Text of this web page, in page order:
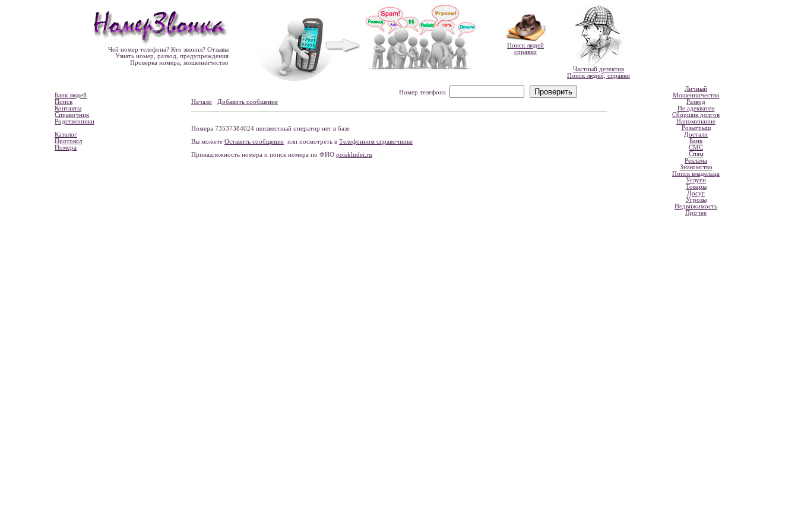
Чей номер телефона? Кто звонил? Отзывы
Узнать номер, развод, предупреждения
Проверка номера, мошенничество
Поиск людей
справки
Частный детектив
Поиск людей, справки
Банк людей
Поиск
Контакты
Справочник
Родственники
Каталог
Протокол
Номера
Номер телефона
Начало
Добавить сообщение
Номера 73537384024 неизвестный оператор нет в базе
Вы можете Оставить сообщение или посмотреть в Телефонном справочнике
Принадлежность номера и поиск номера по ФИО poiskludei.ru
Личный
Мошенничество
Развод
Не адекватен
Сборщик долгов
Напоминание
Розыгрыш
Достали
Банк
СМС
Спам
Реклама
Знакомство
Поиск владельца
Услуги
Товары
Досуг
Угрозы
Недвижимость
Прочее